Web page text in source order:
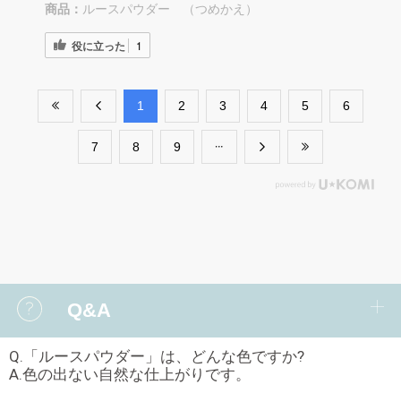
商品： ルースパウダー （つめかえ）
役に立った 1
​1 ​2 ​3 ​4 ​5 ​6
​7 ​8 ​9
Q&A
Q.「ルースパウダー」は、どんな色ですか?
A.色の出ない自然な仕上がりです。